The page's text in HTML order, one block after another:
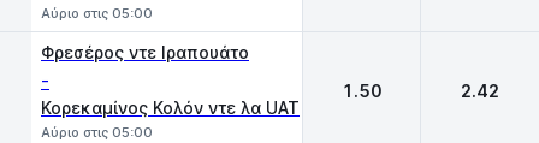
Αύριο στις 05:00
Φρεσέρος ντε Ιραπουάτο
-
Κορεκαμίνος Κολόν ντε λα UAT
Αύριο στις 05:00
1.50 2.42